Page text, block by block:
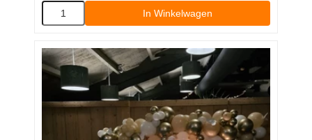
In Winkelwagen